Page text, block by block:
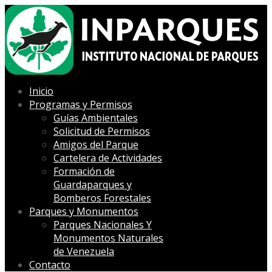
Inicio
Programas y Permisos
Guías Ambientales
Solicitud de Permisos
Amigos del Parque
Cartelera de Actividades
Formación de
Guardaparques y
Bomberos Forestales
Parques y Monumentos
Parques Nacionales Y
Monumentos Naturales
de Venezuela
Contacto